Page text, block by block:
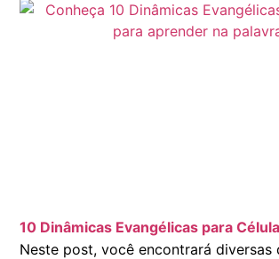
10 Dinâmicas Evangélicas para
Neste post, você encontrará diversas